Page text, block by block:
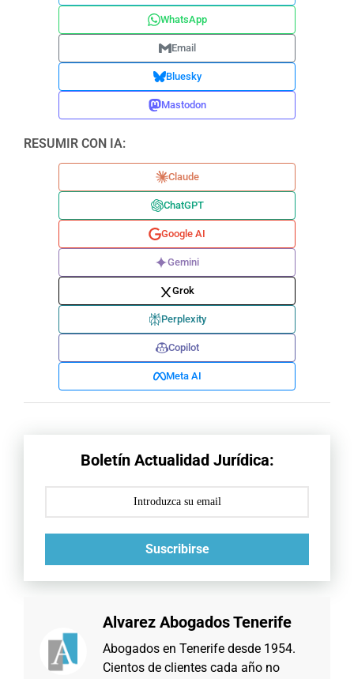
WhatsApp
Email
Bluesky
Mastodon
RESUMIR CON IA:
Claude
ChatGPT
Google AI
Gemini
Grok
Perplexity
Copilot
Meta AI
Boletín Actualidad Jurídica:
Suscribirse
Alvarez Abogados Tenerife
Abogados en Tenerife desde 1954.
Cientos de clientes cada año no